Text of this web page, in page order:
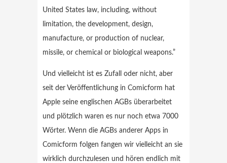
United States law, including, without
limitation, the development, design,
manufacture, or production of nuclear,
missile, or chemical or biological weapons.”
Und vielleicht ist es Zufall oder nicht, aber
seit der Veröffentlichung in Comicform hat
Apple seine englischen AGBs überarbeitet
und plötzlich waren es nur noch etwa 7000
Wörter. Wenn die AGBs anderer Apps in
Comicform folgen fangen wir vielleicht an sie
wirklich durchzulesen und hören endlich mit